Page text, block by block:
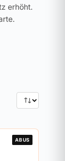
erhöht.
ABUS